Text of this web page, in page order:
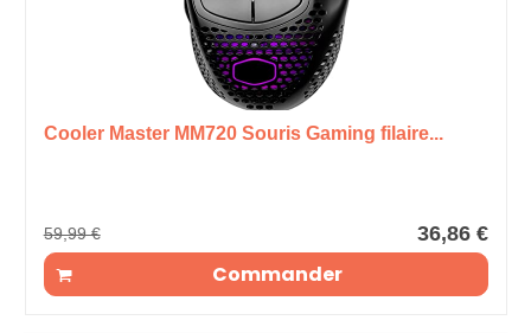
Cooler Master MM720 Souris Gaming filaire...
59,99 € 36,86 €
Commander